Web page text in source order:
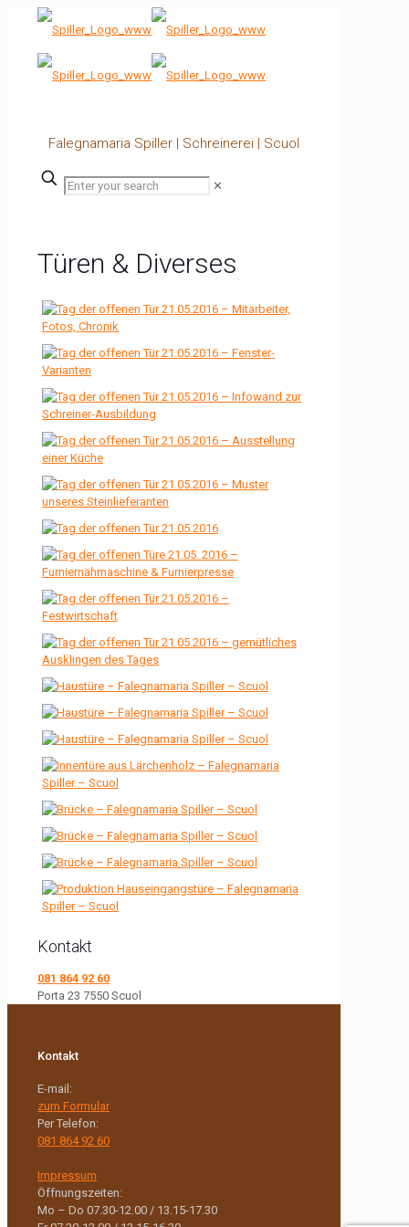
Falegnamaria Spiller | Schreinerei | Scuol
✕
Türen & Diverses
Kontakt
081 864 92 60
Porta 23 7550 Scuol
Kontakt
E-mail:
zum Formular
Per Telefon:
081 864 92 60
Impressum
Öffnungszeiten:
Mo – Do 07.30-12.00 / 13.15-17.30